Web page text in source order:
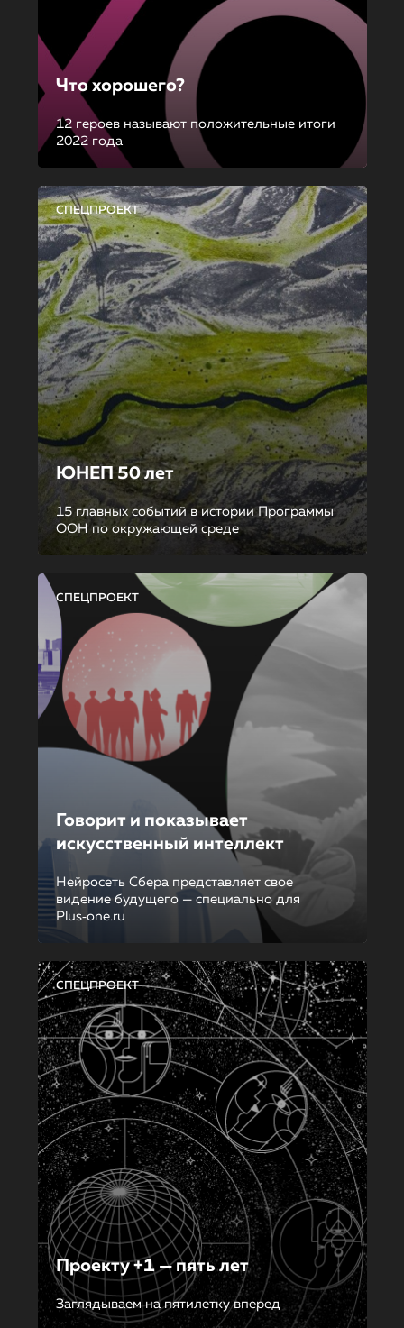
Что хорошего?
12 героев называют положительные итоги
2022 года
СПЕЦПРОЕКТ
ЮНЕП 50 лет
15 главных событий в истории Программы
ООН по окружающей среде
СПЕЦПРОЕКТ
Говорит и показывает
искусственный интеллект
Нейросеть Сбера представляет свое
видение будущего — специально для
Plus‑one.ru
СПЕЦПРОЕКТ
Проекту +1 — пять лет
Заглядываем на пятилетку вперед